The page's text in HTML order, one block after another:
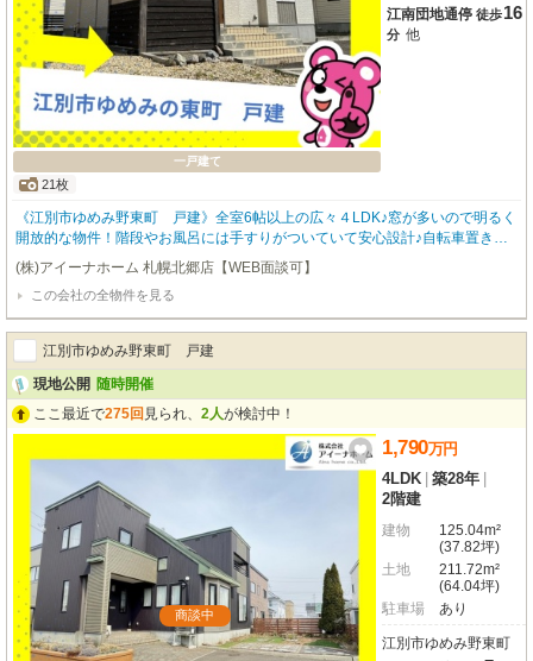
一戸建て
21枚
江南団地通停 徒歩16
分 他
《江別市ゆめみ野東町 戸建》全室6帖以上の広々４LDK♪窓が多いので明るく
開放的な物件！階段やお風呂には手すりがついていて安心設計♪自転車置き場
あり☆WICや屋外物置付きで季節ものの収納にも困らない収納力は魅力的☆
(株)アイーナホーム 札幌北郷店【WEB面談可】
この会社の全物件を見る
江別市ゆめみ野東町 戸建
現地公開 随時開催
ここ最近で275回 見られ、 2人が検討中！
商談中
1,790万円
4LDK 築28年
2階建
建物
125.04m²
(37.82坪)
土地
211.72m²
(64.04坪)
駐車場
あり
江別市ゆめみ野東町